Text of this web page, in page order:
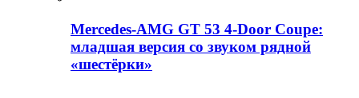
Mercedes-AMG GT 53 4-Door Coupe:
младшая версия со звуком рядной
«шестёрки»